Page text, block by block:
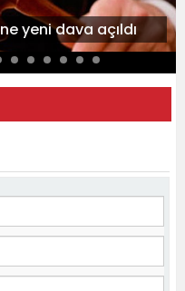
yeni dava açıldı